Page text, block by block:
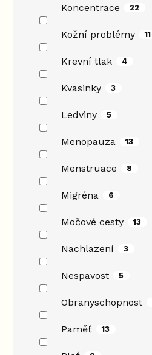
Koncentrace 22
Kožní problémy 11
Krevní tlak 4
Kvasinky 3
Ledviny 5
Menopauza 13
Menstruace 8
Migréna 6
Močové cesty 13
Nachlazení 3
Nespavost 5
Obranyschopnost
Paměť 13